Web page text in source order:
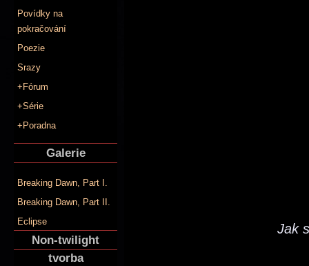
Povídky na
pokračování
Poezie
Srazy
+Fórum
+Série
+Poradna
Galerie
Breaking Dawn, Part I.
Breaking Dawn, Part II.
Eclipse
Non-twilight
tvorba
Jak